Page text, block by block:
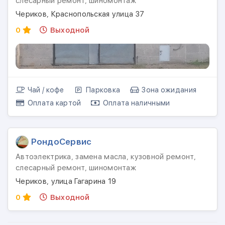
Чериков, Краснопольская улица 37
0
Выходной
Чай / кофе Парковка
Зона ожидания
Оплата картой
Оплата наличными
РондоСервис
Автоэлектрика, замена масла, кузовной ремонт,
слесарный ремонт, шиномонтаж
Чериков, улица Гагарина 19
0
Выходной